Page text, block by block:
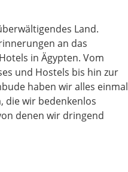
Land.
an das
in Ägypten. Vom
und Hostels bis hin zur
haben wir alles einmal
die wir bedenkenlos
denen wir dringend